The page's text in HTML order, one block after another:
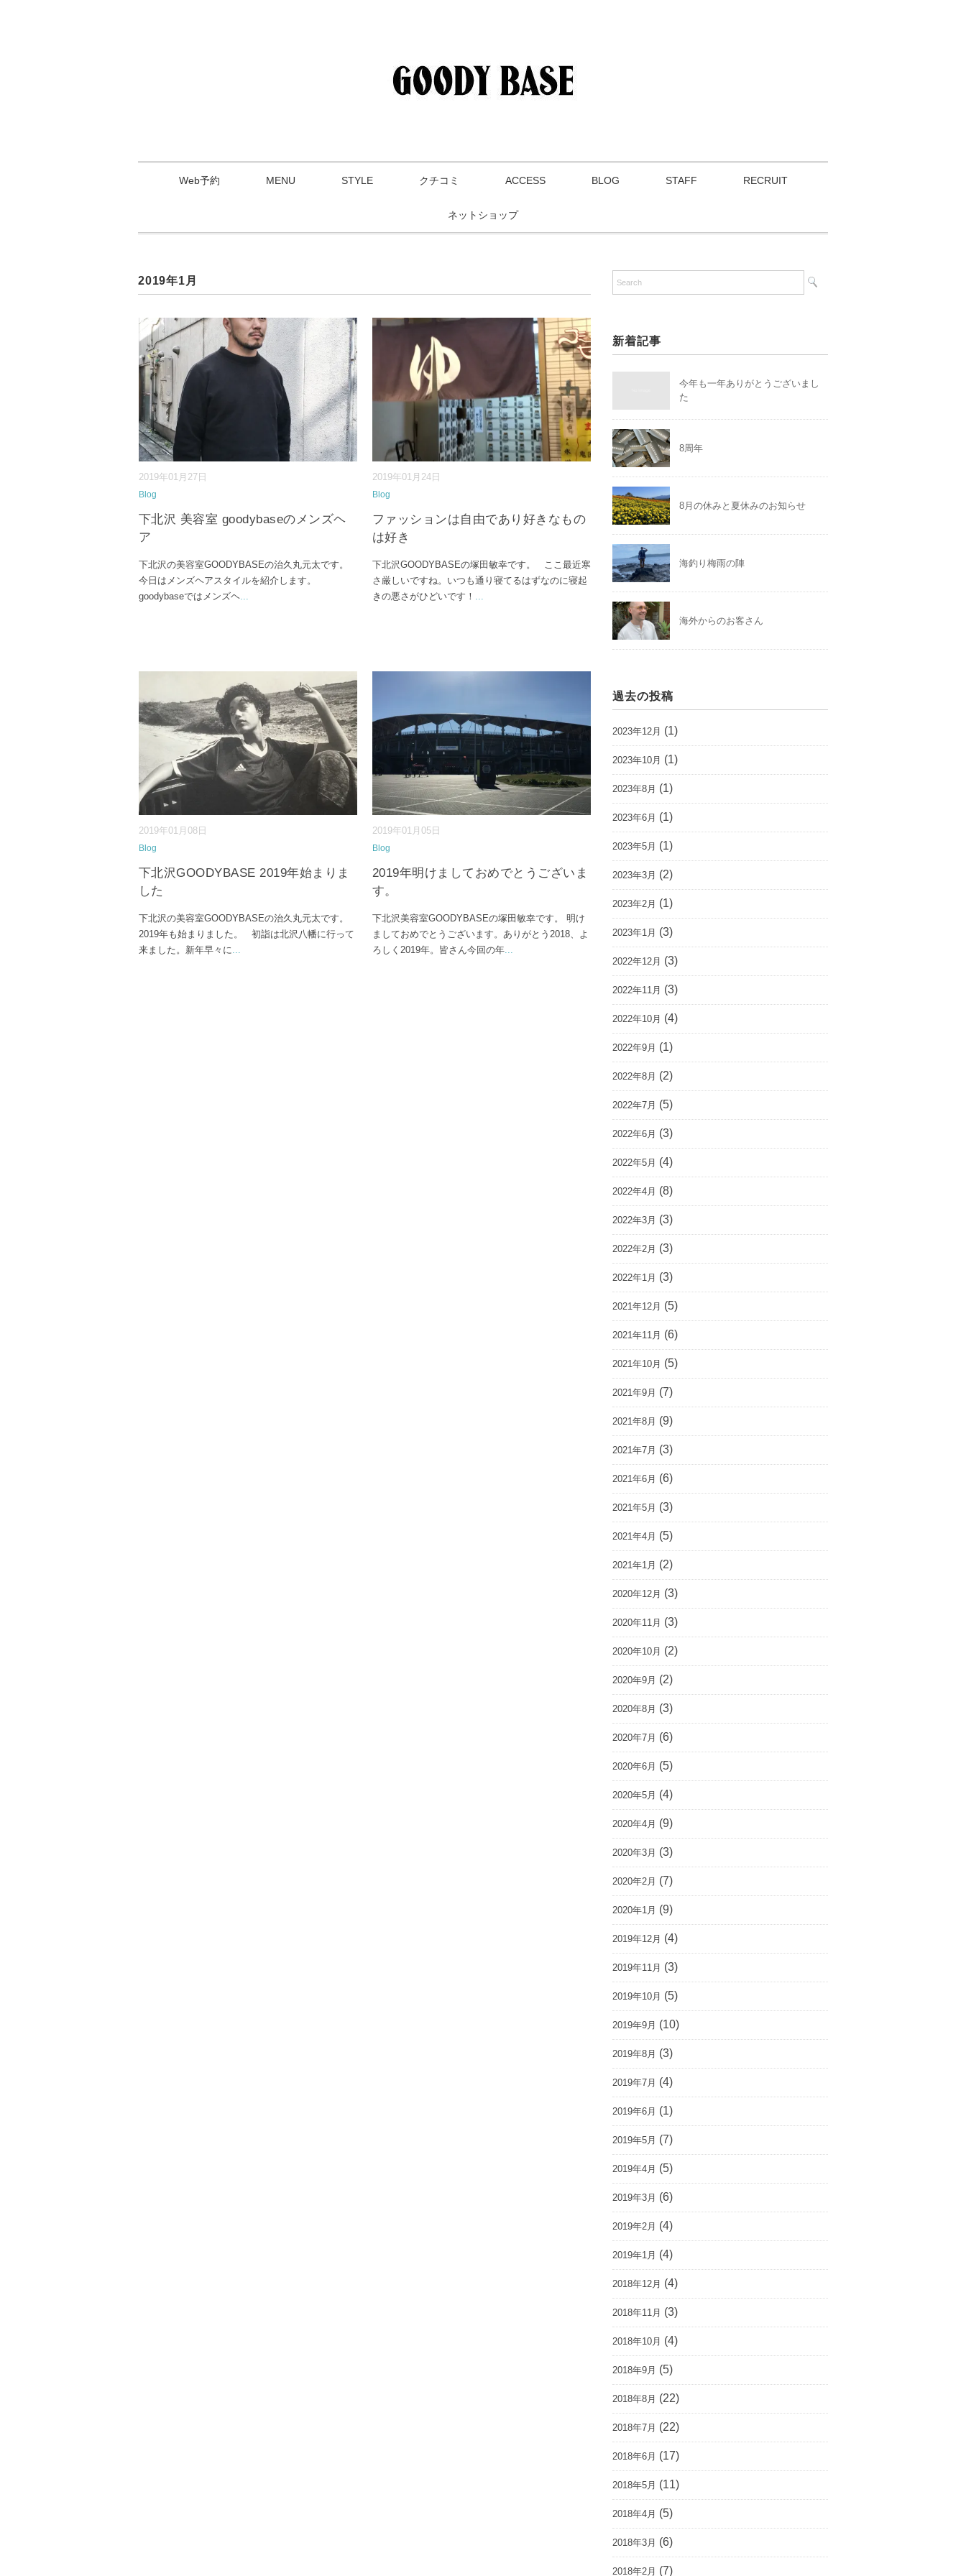
Web予約 MENU STYLE クチコミ ACCESS BLOG STAFF RECRUIT
ネットショップ
2019年1月
2019年01月27日
Blog
下北沢 美容室 goodybaseのメンズヘ
ア
下北沢の美容室GOODYBASEの治久丸元太です。
今日はメンズヘアスタイルを紹介します。
goodybaseではメンズヘ...
2019年01月24日
Blog
ファッションは自由であり好きなもの
は好き
下北沢GOODYBASEの塚田敏幸です。 ここ最近寒
さ厳しいですね。いつも通り寝てるはずなのに寝起
きの悪さがひどいです！ ...
2019年01月08日
Blog
下北沢GOODYBASE 2019年始まりま
した
下北沢の美容室GOODYBASEの治久丸元太です。
2019年も始まりました。 初詣は北沢八幡に行って
来ました。新年早々に...
2019年01月05日
Blog
2019年明けましておめでとうございま
す。
下北沢美容室GOODYBASEの塚田敏幸です。 明け
ましておめでとうございます。ありがとう2018、よ
ろしく2019年。皆さん今回の年...
新着記事
今年も一年ありがとうございまし
た
8周年
8月の休みと夏休みのお知らせ
海釣り梅雨の陣
海外からのお客さん
過去の投稿
2023年12月 (1)
2023年10月 (1)
2023年8月 (1)
2023年6月 (1)
2023年5月 (1)
2023年3月 (2)
2023年2月 (1)
2023年1月 (3)
2022年12月 (3)
2022年11月 (3)
2022年10月 (4)
2022年9月 (1)
2022年8月 (2)
2022年7月 (5)
2022年6月 (3)
2022年5月 (4)
2022年4月 (8)
2022年3月 (3)
2022年2月 (3)
2022年1月 (3)
2021年12月 (5)
2021年11月 (6)
2021年10月 (5)
2021年9月 (7)
2021年8月 (9)
2021年7月 (3)
2021年6月 (6)
2021年5月 (3)
2021年4月 (5)
2021年1月 (2)
2020年12月 (3)
2020年11月 (3)
2020年10月 (2)
2020年9月 (2)
2020年8月 (3)
2020年7月 (6)
2020年6月 (5)
2020年5月 (4)
2020年4月 (9)
2020年3月 (3)
2020年2月 (7)
2020年1月 (9)
2019年12月 (4)
2019年11月 (3)
2019年10月 (5)
2019年9月 (10)
2019年8月 (3)
2019年7月 (4)
2019年6月 (1)
2019年5月 (7)
2019年4月 (5)
2019年3月 (6)
2019年2月 (4)
2019年1月 (4)
2018年12月 (4)
2018年11月 (3)
2018年10月 (4)
2018年9月 (5)
2018年8月 (22)
2018年7月 (22)
2018年6月 (17)
2018年5月 (11)
2018年4月 (5)
2018年3月 (6)
2018年2月 (7)